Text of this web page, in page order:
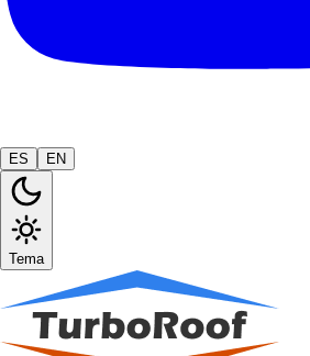
ES EN
Tema